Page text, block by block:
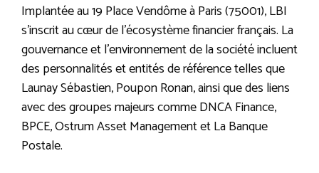
Implantée au 19 Place Vendôme à Paris (75001), LBI
s’inscrit au cœur de l’écosystème financier français. La
gouvernance et l’environnement de la société incluent
des personnalités et entités de référence telles que
Launay Sébastien, Poupon Ronan, ainsi que des liens
avec des groupes majeurs comme DNCA Finance,
BPCE, Ostrum Asset Management et La Banque
Postale.